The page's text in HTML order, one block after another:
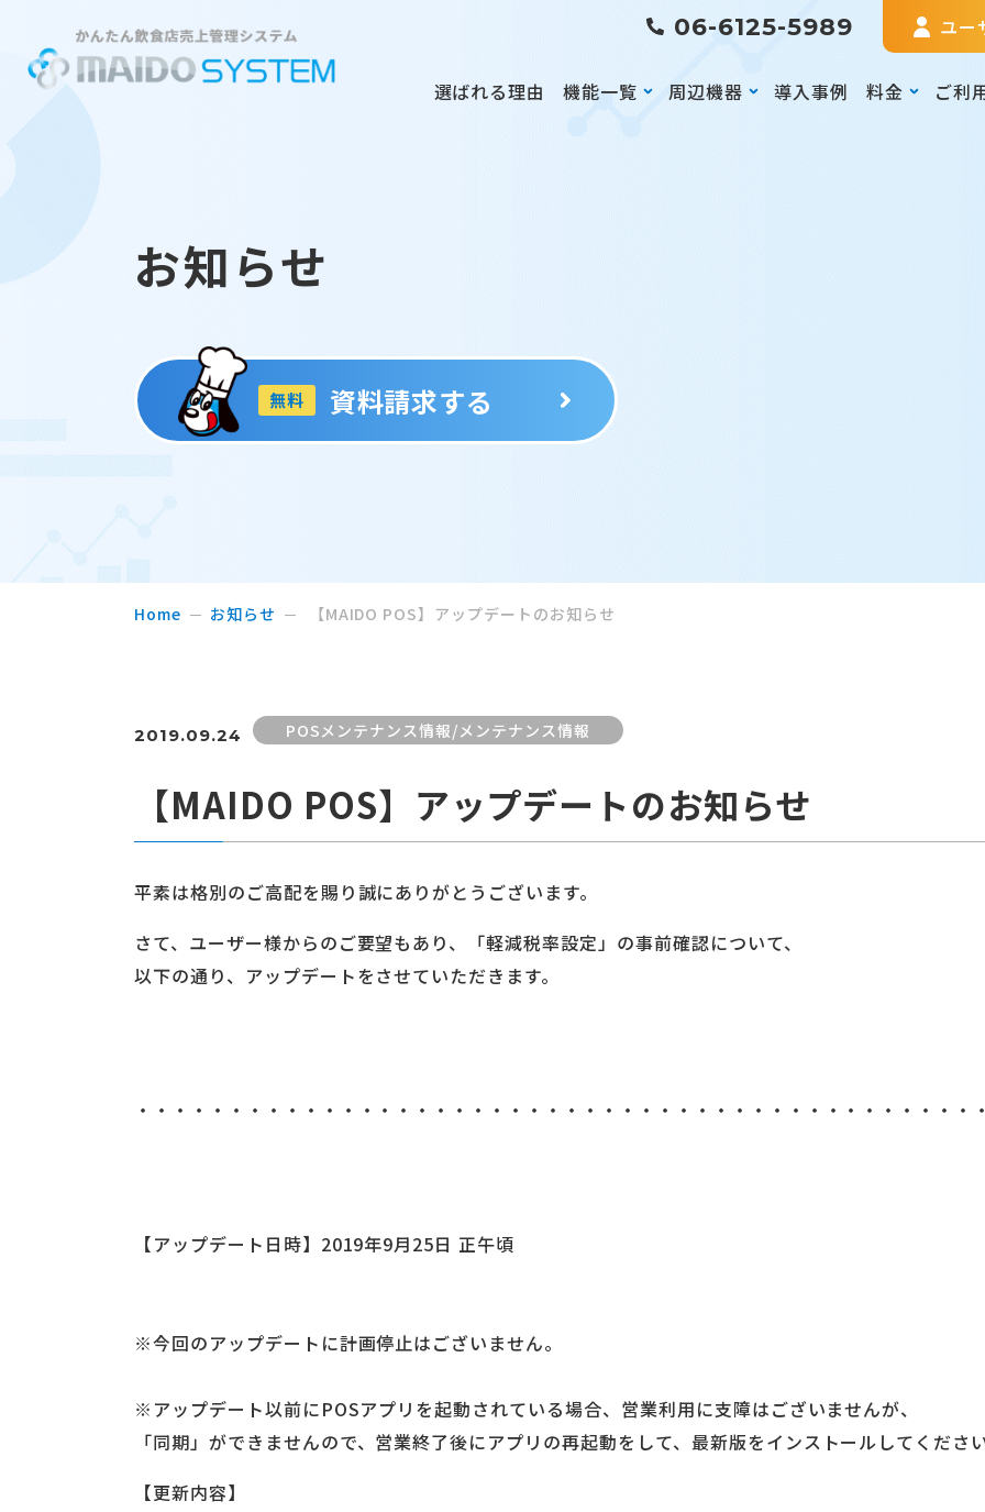
06-6125-5989 ユー
選ばれる理由 機能一覧 周辺機器 導入事例 料金 ご利
お知らせ
無料 資料請求する
Home お知らせ 【MAIDO POS】アップデートのお知らせ
2019.09.24 POSメンテナンス情報/メンテナンス情報
【MAIDO POS】アップデートのお知らせ
平素は格別のご高配を賜り誠にありがとうございます。
さて、ユーザー様からのご要望もあり、「軽減税率設定」の事前確認について、
以下の通り、アップデートをさせていただきます。
・・・・・・・・・・・・・・・・・・・・・・・・・・・・・・・・・・・・・・・・・・・・・
【アップデート日時】2019年9月25日 正午頃
※今回のアップデートに計画停止はございません。
※アップデート以前にPOSアプリを起動されている場合、営業利用に支障はございませんが、
「同期」ができませんので、営業終了後にアプリの再起動をして、最新版をインストールしてください
【更新内容】